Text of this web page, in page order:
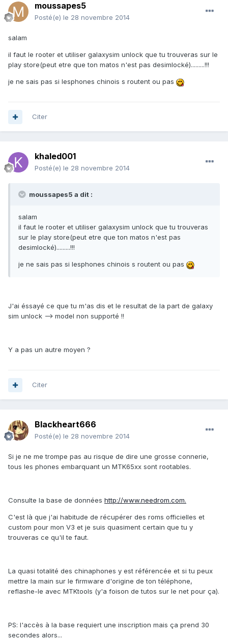
moussapes5
Posté(e) le 28 novembre 2014
salam
il faut le rooter et utiliser galaxysim unlock que tu trouveras sur le
play store(peut etre que ton matos n'est pas desimlocké).........!!!
je ne sais pas si lesphones chinois s routent ou pas
Citer
khaled001
Posté(e) le 28 novembre 2014
moussapes5 a dit :
salam
il faut le rooter et utiliser galaxysim unlock que tu trouveras
sur le play store(peut etre que ton matos n'est pas
desimlocké).........!!!
je ne sais pas si lesphones chinois s routent ou pas
J'ai éssayé ce que tu m'as dis et le resultat de la part de galaxy
sim unlock --> model non supporté !!
Y a pas un autre moyen ?
Citer
Blackheart666
Posté(e) le 28 novembre 2014
Si je ne me trompe pas au risque de dire une grosse connerie,
tous les phones embarquant un MTK65xx sont rootables.
Consulte la base de données http://www.needrom.com.
C'est là que j'ai habitude de récupérer des roms officielles et
custom pour mon V3 et je suis quasiment certain que tu y
trouveras ce qu'il te faut.
La quasi totalité des chinaphones y est référencée et si tu peux
mettre la main sur le firmware d'origine de ton téléphone,
reflashe-le avec MTKtools (y'a foison de tutos sur le net pour ça).
PS: l'accès à la base requiert une inscription mais ça prend 30
secondes alors...